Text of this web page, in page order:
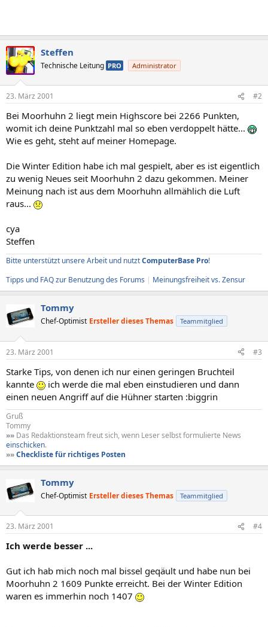
Steffen
Technische Leitung PRO Administrator
23. März 2001 #2
Bei Moorhuhn 2 liegt mein Highscore bei 2266 Punkten,
womit ich deine Punktzahl mal so eben verdoppelt hätte...
Wie es geht, steht auf meiner Homepage.
Die Winter Edition habe ich mal gespielt, aber es ist eigentlich
zu wenig Neues seit Moorhuhn 2 dazu gekommen. Meiner
Meinung nach ist aus dem Moorhuhn allmählich die Luft
raus...
cya
Steffen
Bitte unterstützt unsere Arbeit und nutztComputerBase Pro!
Tipps und FAQ zur Benutzung des Forums | Meinungsfreiheit vs. Zensur
Tommy
Chef-Optimist Ersteller dieses Themas Teammitglied
23. März 2001 #3
Starke Tips, von denen ich nur einen geringen Bruchteil
kannte
ich werde die mal eben einstudieren und dann
einen neuen Angriff auf die Hühner starten :biggrin
Gruß
Tommy
»» Das Redaktionsteam freut sich, wenn Leser selbst formulierte News
einschicken.
»»Checkliste für richtiges Posten
Tommy
Chef-Optimist Ersteller dieses Themas Teammitglied
23. März 2001 #4
Ich werde besser ...
Gut ich hab mich noch mal bissel geqäult und habe nun bei
Moorhuhn 2 1609 Punkte erreicht. Bei der Winter Edition
waren es immerhin noch 1407